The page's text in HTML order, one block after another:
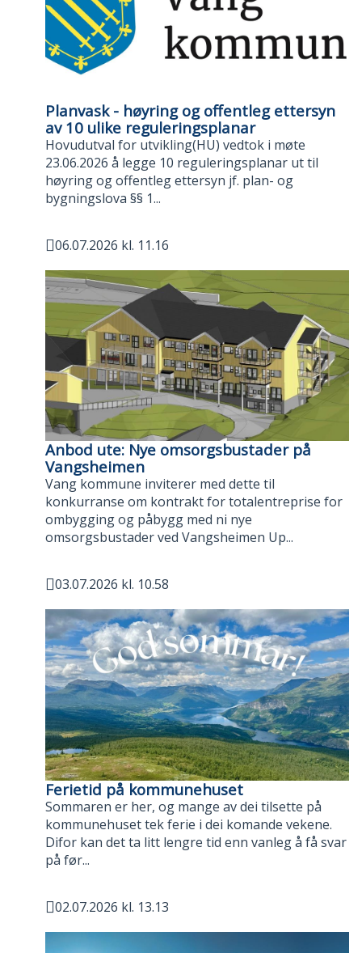
Planvask - høyring og offentleg ettersyn
av 10 ulike reguleringsplanar
Hovudutval for utvikling(HU) vedtok i møte
23.06.2026 å legge 10 reguleringsplanar ut til
høyring og offentleg ettersyn jf. plan- og
bygningslova §§ 1...
Publisert
06.07.2026 kl. 11.16
Anbod ute: Nye omsorgsbustader på
Vangsheimen
Vang kommune inviterer med dette til
konkurranse om kontrakt for totalentreprise for
ombygging og påbygg med ni nye
omsorgsbustader ved Vangsheimen Up...
Publisert
03.07.2026 kl. 10.58
Ferietid på kommunehuset
Sommaren er her, og mange av dei tilsette på
kommunehuset tek ferie i dei komande vekene.
Difor kan det ta litt lengre tid enn vanleg å få svar
på før...
Publisert
02.07.2026 kl. 13.13